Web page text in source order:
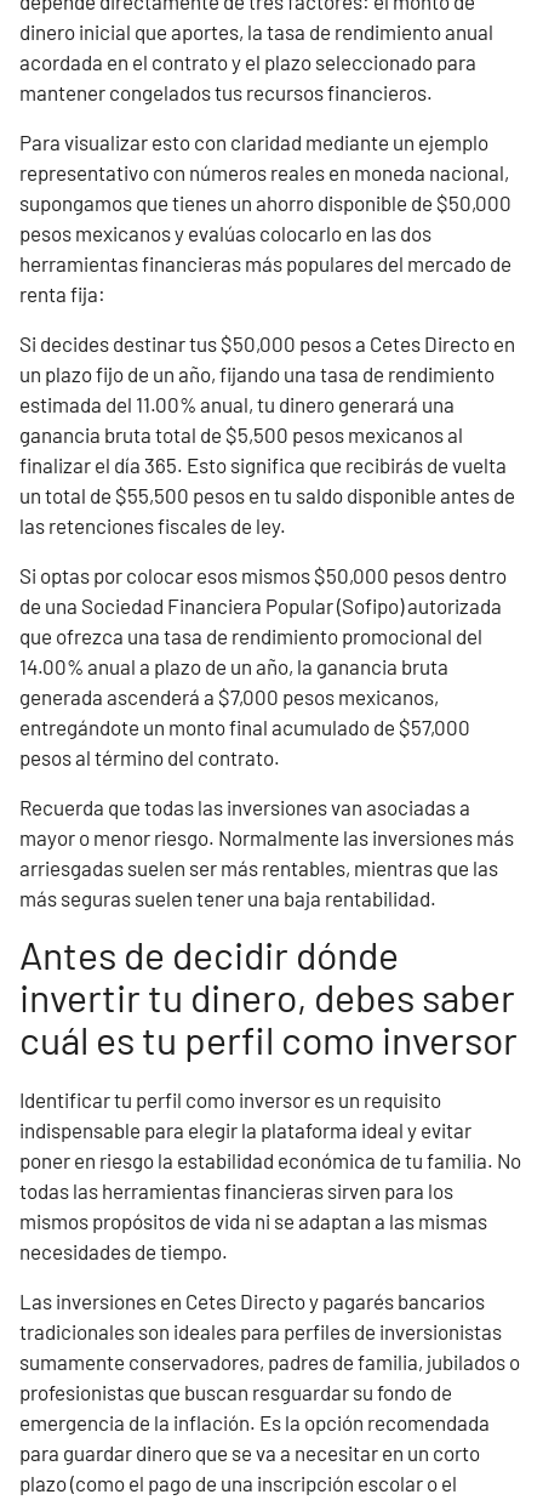
dinero inicial que aportes, la tasa de rendimiento anual
acordada en el contrato y el plazo seleccionado para
mantener congelados tus recursos financieros.
Para visualizar esto con claridad mediante un ejemplo
representativo con números reales en moneda nacional,
supongamos que tienes un ahorro disponible de $50,000
pesos mexicanos y evalúas colocarlo en las dos
herramientas financieras más populares del mercado de
renta fija:
Si decides destinar tus $50,000 pesos a Cetes Directo en
un plazo fijo de un año, fijando una tasa de rendimiento
estimada del 11.00% anual, tu dinero generará una
ganancia bruta total de $5,500 pesos mexicanos al
finalizar el día 365. Esto significa que recibirás de vuelta
un total de $55,500 pesos en tu saldo disponible antes de
las retenciones fiscales de ley.
Si optas por colocar esos mismos $50,000 pesos dentro
de una Sociedad Financiera Popular (Sofipo) autorizada
que ofrezca una tasa de rendimiento promocional del
14.00% anual a plazo de un año, la ganancia bruta
generada ascenderá a $7,000 pesos mexicanos,
entregándote un monto final acumulado de $57,000
pesos al término del contrato.
Recuerda que todas las inversiones van asociadas a
mayor o menor riesgo. Normalmente las inversiones más
arriesgadas suelen ser más rentables, mientras que las
más seguras suelen tener una baja rentabilidad.
Antes de decidir dónde
invertir tu dinero, debes saber
cuál es tu perfil como inversor
Identificar tu perfil como inversor es un requisito
indispensable para elegir la plataforma ideal y evitar
poner en riesgo la estabilidad económica de tu familia. No
todas las herramientas financieras sirven para los
mismos propósitos de vida ni se adaptan a las mismas
necesidades de tiempo.
Las inversiones en Cetes Directo y pagarés bancarios
tradicionales son ideales para perfiles de inversionistas
sumamente conservadores, padres de familia, jubilados o
profesionistas que buscan resguardar su fondo de
emergencia de la inflación. Es la opción recomendada
para guardar dinero que se va a necesitar en un corto
plazo (como el pago de una inscripción escolar o el